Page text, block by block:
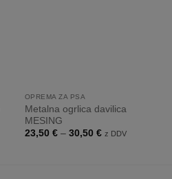
OPREMA ZA PSA
Metalna ogrlica davilica
MESING
23,50 € – 30,50 €Raspon
z DDV